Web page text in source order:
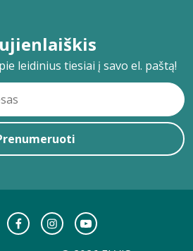
leidinius tiesiai į savo el. paštą!